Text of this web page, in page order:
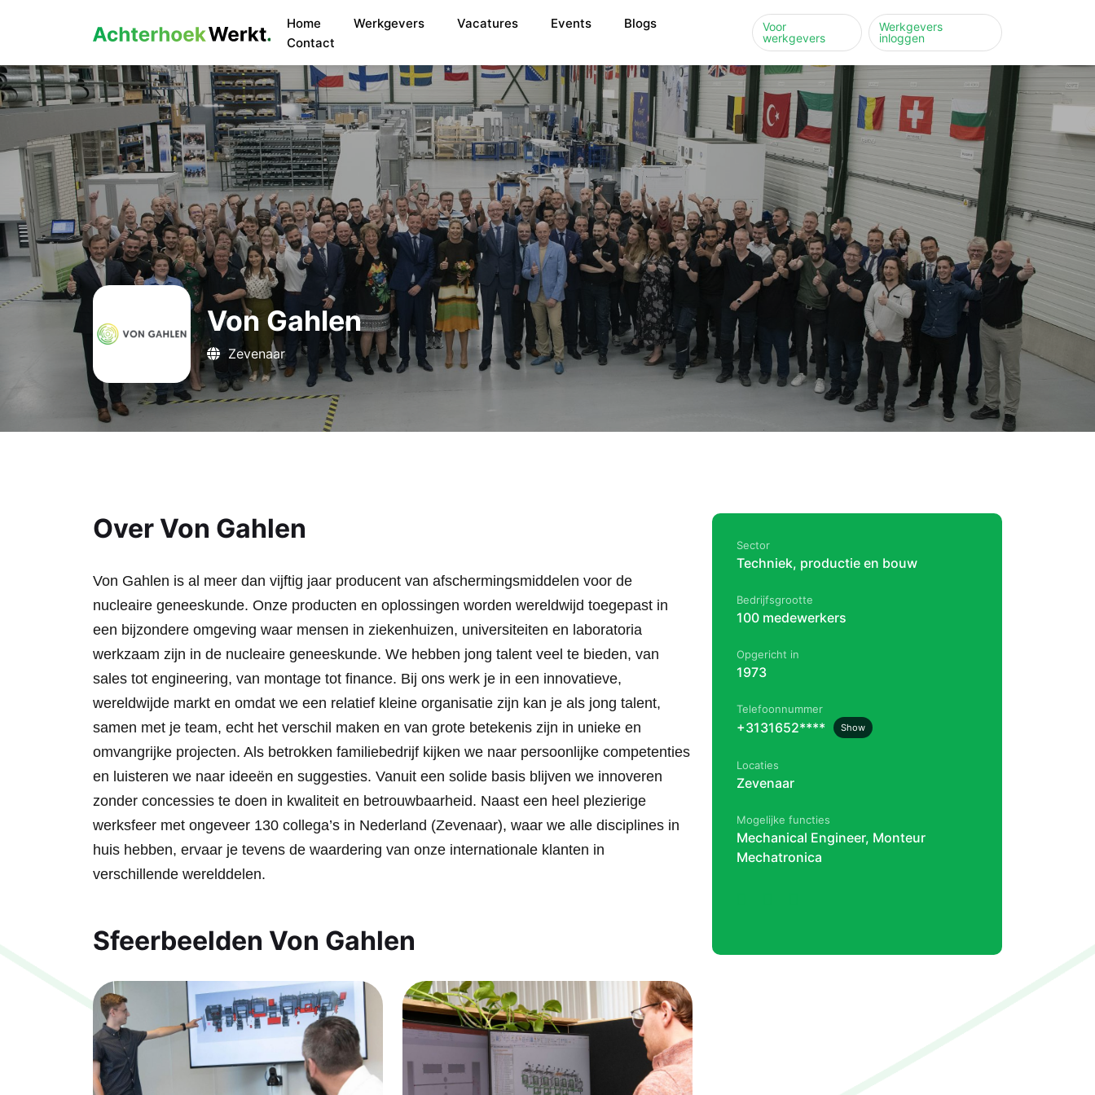
Home Werkgevers Vacatures Events
Blogs
Contact
Voor
werkgevers
Werkgevers
inloggen
Von Gahlen
Zevenaar
Over Von Gahlen
Von Gahlen is al meer dan vijftig jaar producent van afschermingsmiddelen voor de
nucleaire geneeskunde. Onze producten en oplossingen worden wereldwijd toegepast in
een bijzondere omgeving waar mensen in ziekenhuizen, universiteiten en laboratoria
werkzaam zijn in de nucleaire geneeskunde. We hebben jong talent veel te bieden, van
sales tot engineering, van montage tot finance. Bij ons werk je in een innovatieve,
wereldwijde markt en omdat we een relatief kleine organisatie zijn kan je als jong talent,
samen met je team, echt het verschil maken en van grote betekenis zijn in unieke en
omvangrijke projecten. Als betrokken familiebedrijf kijken we naar persoonlijke competenties
en luisteren we naar ideeën en suggesties. Vanuit een solide basis blijven we innoveren
zonder concessies te doen in kwaliteit en betrouwbaarheid. Naast een heel plezierige
werksfeer met ongeveer 130 collega’s in Nederland (Zevenaar), waar we alle disciplines in
huis hebben, ervaar je tevens de waardering van onze internationale klanten in
verschillende werelddelen.
Sfeerbeelden Von Gahlen
Sector
Techniek, productie en bouw
Bedrijfsgrootte
100 medewerkers
Opgericht in
1973
Telefoonnummer
+3131652**** Show
Locaties
Zevenaar
Mogelijke functies
Mechanical Engineer, Monteur
Mechatronica